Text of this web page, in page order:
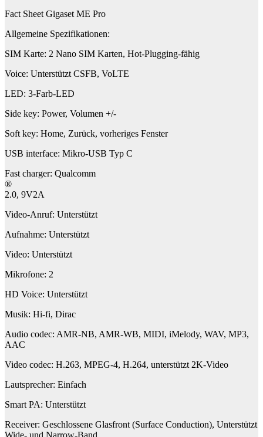
Fact Sheet Gigaset ME Pro
Allgemeine Spezifikationen:
SIM Karte: 2 Nano SIM Karten, Hot-Plugging-fähig
Voice: Unterstützt CSFB, VoLTE
LED: 3-Farb-LED
Side key: Power, Volumen +/-
Soft key: Home, Zurück, vorheriges Fenster
USB interface: Mikro-USB Typ C
Fast charger: Qualcomm
®
2.0, 9V2A
Video-Anruf: Unterstützt
Aufnahme: Unterstützt
Video: Unterstützt
Mikrofone: 2
HD Voice: Unterstützt
Musik: Hi-fi, Dirac
Audio codec: AMR-NB, AMR-WB, MIDI, iMelody, WAV, MP3,
AAC
Video codec: H.263, MPEG-4, H.264, unterstützt 2K-Video
Lautsprecher: Einfach
Smart PA: Unterstützt
Receiver: Geschlossene Glasfront (Surface Conduction), Unterstützt